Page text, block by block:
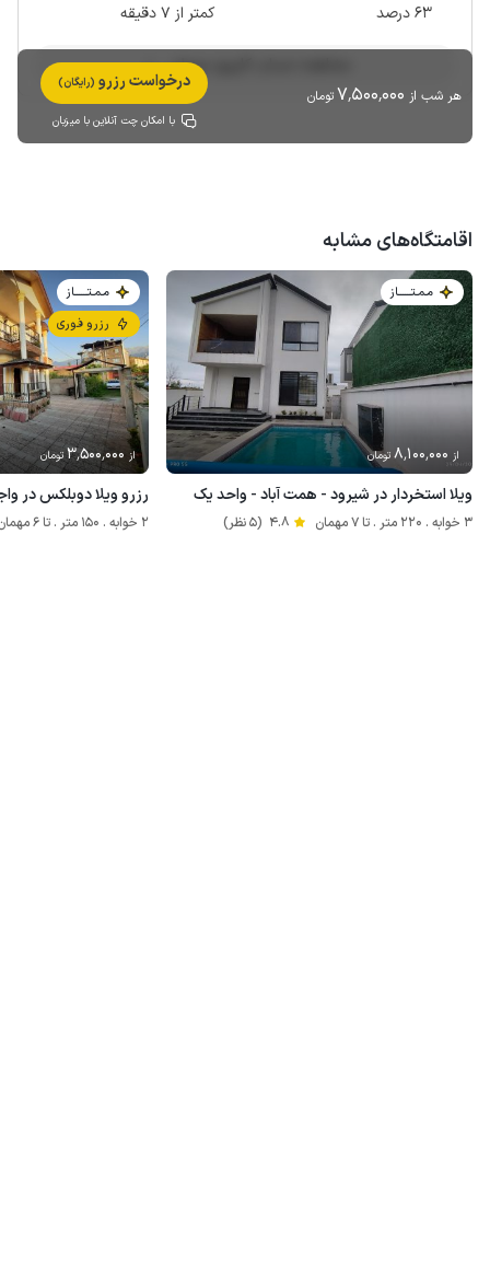
63 درصد
کمتر از 7 دقیقه
مشاهده حساب کاربری میزبان
هر شب از 7٬500٬000تومان
درخواست رزرو (رایگان)
با امکان چت آنلاین با میزبان
اقامتگاه‌های مشابه
مـمـتــــــاز
از 8٬100٬000 تومان
ویلا استخردار در شیرود - همت آباد - واحد یک
3 خوابه . 220 متر . تا 7 مهمان 4.8 (5 نظر)
مـمـتــــــاز
رزرو فوری
از 3٬500٬000 تومان
رزرو ویلا دوبلکس در
2 خوابه . 150 متر . تا 6 مهمان